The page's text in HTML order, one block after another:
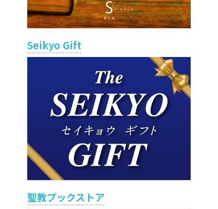
Seikyo Gift
聖教ブックストア